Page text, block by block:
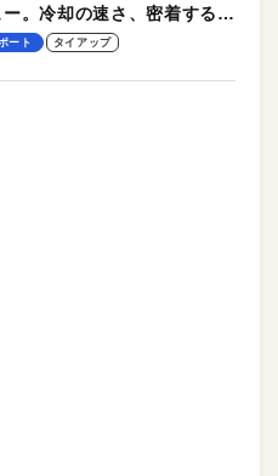
。冷却の速さ、密着する冷
ンプルな操作性がグッド！
ート タイアップ